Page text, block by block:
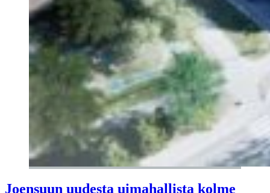
Joensuun uudesta uimahallista kolme